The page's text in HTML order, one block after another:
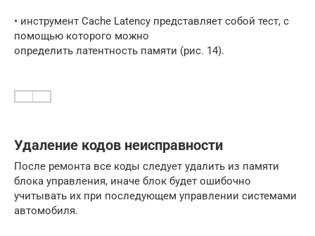
• инструмент Cache Latency представляет собой тест, с
помощью которого можно
определить латентность памяти (рис. 14).
Удаление кодов неисправности
После ремонта все коды следует удалить из памяти
блока управления, иначе блок будет ошибочно
учитывать их при последующем управлении системами
автомобиля.